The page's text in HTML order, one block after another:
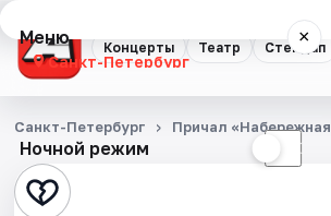
Концерты Театр Стендап
Меню ×
Санкт-Петербург
Концерты
Театр
Ночной режим ☾
Санкт-Петербург Причал